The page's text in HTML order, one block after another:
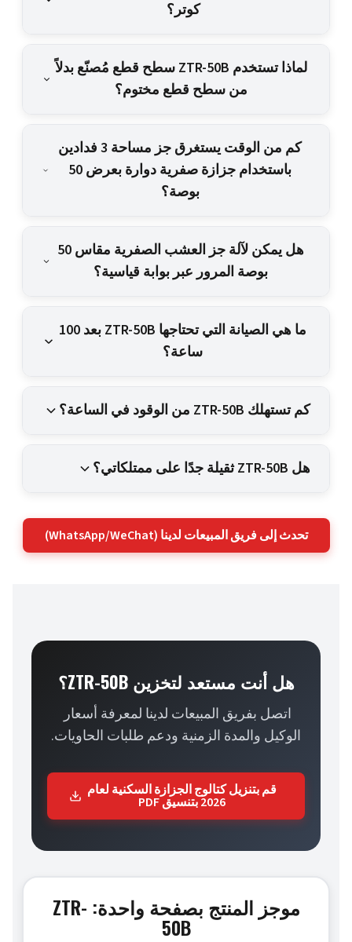
كوتر؟
لماذا تستخدم ZTR-50B سطح قطع مُصنّع بدلاً
من سطح قطع مختوم؟
كم من الوقت يستغرق جز مساحة 3 فدادين
باستخدام جزازة صفرية دوارة بعرض 50
بوصة؟
هل يمكن لآلة جز العشب الصفرية مقاس 50
بوصة المرور عبر بوابة قياسية؟
ما هي الصيانة التي تحتاجها ZTR-50B بعد 100
ساعة؟
كم تستهلك ZTR-50B من الوقود في الساعة؟
هل ZTR-50B ثقيلة جدًا على ممتلكاتي؟
تحدث إلى فريق المبيعات لدينا (WhatsApp/WeChat)
هل أنت مستعد لتخزين ZTR-50B؟
اتصل بفريق المبيعات لدينا لمعرفة أسعار
الوكيل والمدة الزمنية ودعم طلبات الحاويات.
قم بتنزيل كتالوج الجزازة السكنية لعام
2026 بتنسيق PDF
موجز المنتج بصفحة واحدة: ZTR-
50B